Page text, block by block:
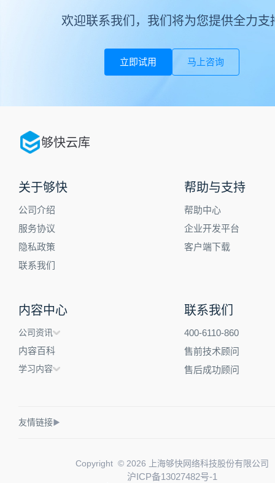
欢迎联系我们，我们将为您提供全力支
立即试用 马上咨询
够快云库
关于够快
公司介绍
服务协议
隐私政策
联系我们
帮助与支持
帮助中心
企业开发平台
客户端下载
内容中心
公司资讯
内容百科
学习内容
联系我们
400-6110-860
售前技术顾问
售后成功顾问
友情链接▶
Copyright © 2026 上海够快网络科技股份有限公司
沪ICP备13027482号-1